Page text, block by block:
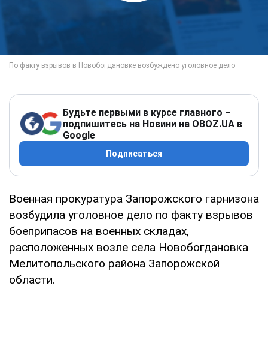
Будьте первыми в курсе главного –
подпишитесь на Новини на OBOZ.UA в
Google
Подписаться
Военная прокуратура Запорожского гарнизона
возбудила уголовное дело по факту взрывов
боеприпасов на военных складах,
расположенных возле села Новобогдановка
Мелитопольского района Запорожской
области.